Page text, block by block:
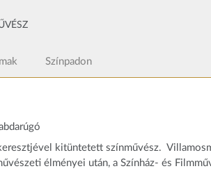
Színpadon
kitüntetett színművész.
élményei után, a Színház- és